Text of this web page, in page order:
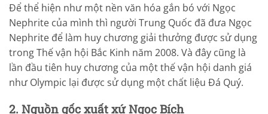
Để thể hiện như một nền văn hóa gắn bó với Ngọc
Nephrite của mình thì người Trung Quốc đã đưa Ngọc
Nephrite để làm huy chương giải thưởng được sử dụng
trong Thế vận hội Bắc Kinh năm 2008. Và đây cũng là
lần đầu tiên huy chương của một thế vận hội danh giá
như Olympic lại được sử dụng một chất liệu Đá Quý.
2. Nguồn gốc xuất xứ Ngọc Bích